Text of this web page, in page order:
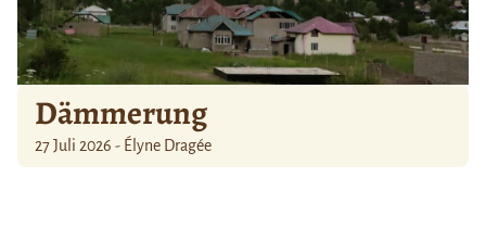
Dämmerung
27 Juli 2026 - Élyne Dragée